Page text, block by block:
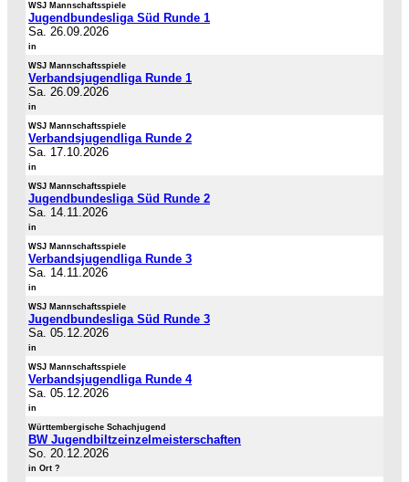
WSJ Mannschaftsspiele
Jugendbundesliga Süd Runde 1
Sa. 26.09.2026
in
WSJ Mannschaftsspiele
Verbandsjugendliga Runde 1
Sa. 26.09.2026
in
WSJ Mannschaftsspiele
Verbandsjugendliga Runde 2
Sa. 17.10.2026
in
WSJ Mannschaftsspiele
Jugendbundesliga Süd Runde 2
Sa. 14.11.2026
in
WSJ Mannschaftsspiele
Verbandsjugendliga Runde 3
Sa. 14.11.2026
in
WSJ Mannschaftsspiele
Jugendbundesliga Süd Runde 3
Sa. 05.12.2026
in
WSJ Mannschaftsspiele
Verbandsjugendliga Runde 4
Sa. 05.12.2026
in
Württembergische Schachjugend
BW Jugendbiltzeinzelmeisterschaften
So. 20.12.2026
in Ort ?